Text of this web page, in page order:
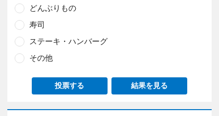
どんぶりもの
寿司
ステーキ・ハンバーグ
その他
投票する 結果を見る